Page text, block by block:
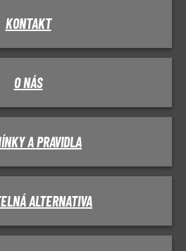
KONTAKT
O NÁS
A PRAVIDLA
ALTERNATIVA